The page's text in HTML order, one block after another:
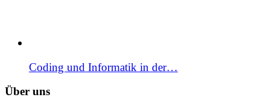
Coding und Informatik in der…
Über uns